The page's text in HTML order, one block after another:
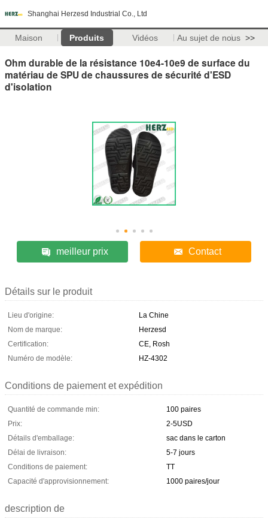
Shanghai Herzesd Industrial Co., Ltd
Maison Produits Vidéos Au sujet de nous >>
Ohm durable de la résistance 10e4-10e9 de surface du
matériau de SPU de chaussures de sécurité d'ESD
d'isolation
meilleur prix Contact
Détails sur le produit
Lieu d'origine:
La Chine
Nom de marque:
Herzesd
Certification:
CE, Rosh
Numéro de modèle:
HZ-4302
Conditions de paiement et expédition
Quantité de commande min:
100 paires
Prix:
2-5USD
Détails d'emballage:
sac dans le carton
Délai de livraison:
5-7 jours
Conditions de paiement:
TT
Capacité d'approvisionnement:
1000 paires/jour
description de